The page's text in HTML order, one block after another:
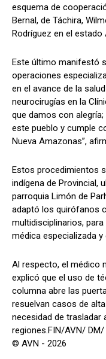
esquema de
Bernal, de Táchira,
Rodríguez en el estado
Este último manifestó
operaciones
en el avance de la
neurocirugías en la
que damos con
este pueblo y cumple
Nueva Amazonas”,
Estos procedimientos
indígena de Provincial,
parroquia Limón de
adaptó los quirófanos
multidisciplinarios,
médica especializada y
Al respecto, el médico
explicó que el uso de
columna abre las
resuelvan casos de
necesidad de trasladar
regiones.FIN/AVN/
© AVN - 2026